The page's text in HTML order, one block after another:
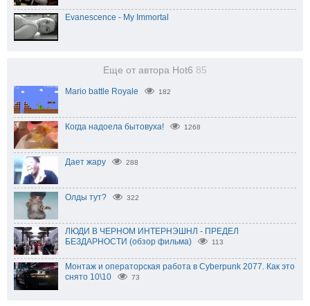
0.5x
100%
Масштаб:
Evanescence - My Immortal
Еще от автора Hot6 85
Mario battle Royale 182
Когда надоела бытовуха! 1268
Дает жару 288
Олды тут? 322
ЛЮДИ В ЧЕРНОМ ИНТЕРНЭШНЛ - ПРЕДЕЛ
БЕЗДАРНОСТИ (обзор фильма)
113
Монтаж и операторская работа в Cyberpunk 2077. Как это
снято 10\10
73